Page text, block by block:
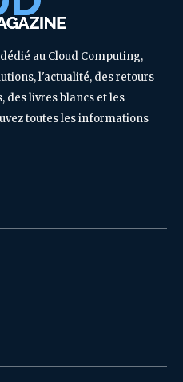
au Cloud Computing,
l'actualité, des retours
des livres blancs et les
toutes les informations